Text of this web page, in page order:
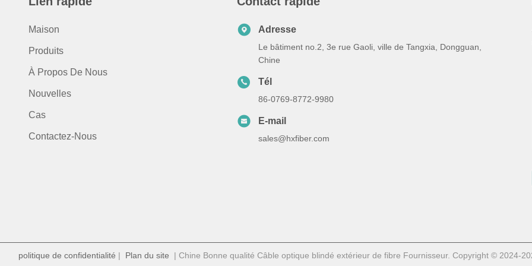
Maison
Produits
À Propos De Nous
Nouvelles
Cas
Contactez-Nous
Adresse
Le bâtiment no.2, 3e rue Gaoli, ville de Tangxia, Dongguan,
Chine
Tél
86-0769-8772-9980
E-mail
sales@hxfiber.com
politique de confidentialité | Plan du site | Chine Bonne qualité Câble optique blindé extérieur de fibre Fournisseur. Copyright © 2024-